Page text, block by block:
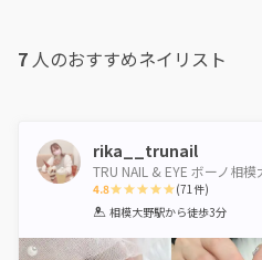
7 人のおすすめネイリスト
rika__trunail
TRU NAIL & EYE ボーノ相
4.8
1 2 3 4 5
(71件)
相模大野駅から徒歩3分